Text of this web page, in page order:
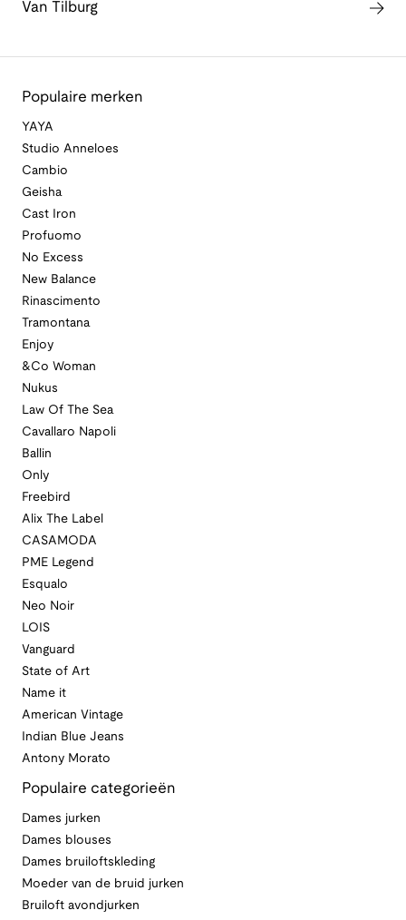
Van Tilburg
Populaire merken
YAYA
Studio Anneloes
Cambio
Geisha
Cast Iron
Profuomo
No Excess
New Balance
Rinascimento
Tramontana
Enjoy
&Co Woman
Nukus
Law Of The Sea
Cavallaro Napoli
Ballin
Only
Freebird
Alix The Label
CASAMODA
PME Legend
Esqualo
Neo Noir
LOIS
Vanguard
State of Art
Name it
American Vintage
Indian Blue Jeans
Antony Morato
Populaire categorieën
Dames jurken
Dames blouses
Dames bruiloftskleding
Moeder van de bruid jurken
Bruiloft avondjurken